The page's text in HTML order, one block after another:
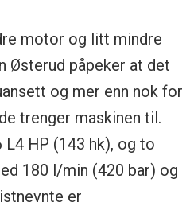
motor og litt mindre
Østerud påpeker at det
og mer enn nok for
trenger maskinen til.
HP (143 hk), og to
180 l/min (420 bar) og
er